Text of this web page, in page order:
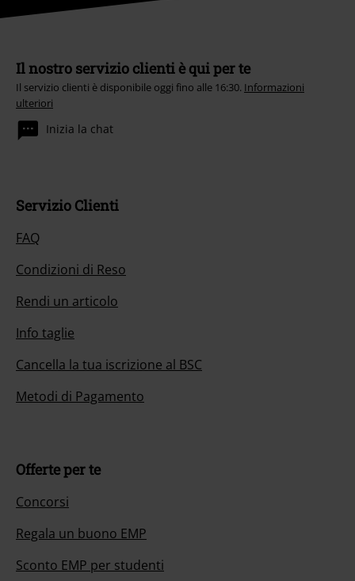
Il nostro servizio clienti è qui per te
Il servizio clienti è disponibile oggi fino alle 16:30. Informazioni
ulteriori
Inizia la chat
Servizio Clienti
FAQ
Condizioni di Reso
Rendi un articolo
Info taglie
Cancella la tua iscrizione al BSC
Metodi di Pagamento
Offerte per te
Concorsi
Regala un buono EMP
Sconto EMP per studenti